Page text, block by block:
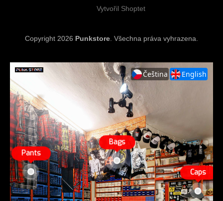
Vytvořil Shoptet
Copyright 2026 Punkstore . Všechna práva vyhrazena.